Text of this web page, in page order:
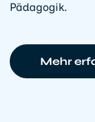
Pädagogik.
Mehr